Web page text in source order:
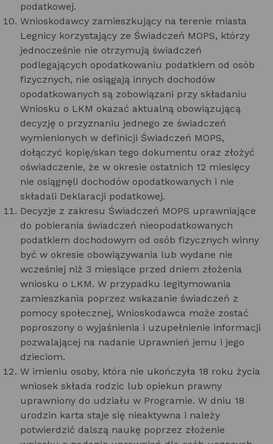
podatkowej.
Wnioskodawcy zamieszkujący na terenie miasta
Legnicy korzystający ze Świadczeń MOPS, którzy
jednocześnie nie otrzymują świadczeń
podlegających opodatkowaniu podatkiem od osób
fizycznych, nie osiągają innych dochodów
opodatkowanych są zobowiązani przy składaniu
Wniosku o LKM okazać aktualną obowiązującą
decyzję o przyznaniu jednego ze świadczeń
wymienionych w definicji Świadczeń MOPS,
dołączyć kopię/skan tego dokumentu oraz złożyć
oświadczenie, że w okresie ostatnich 12 miesięcy
nie osiągnęli dochodów opodatkowanych i nie
składali Deklaracji podatkowej.
Decyzje z zakresu Świadczeń MOPS uprawniające
do pobierania świadczeń nieopodatkowanych
podatkiem dochodowym od osób fizycznych winny
być w okresie obowiązywania lub wydane nie
wcześniej niż 3 miesiące przed dniem złożenia
wniosku o LKM. W przypadku legitymowania
zamieszkania poprzez wskazanie świadczeń z
pomocy społecznej, Wnioskodawca może zostać
poproszony o wyjaśnienia i uzupełnienie informacji
pozwalającej na nadanie Uprawnień jemu i jego
dzieciom.
W imieniu osoby, która nie ukończyła 18 roku życia
wniosek składa rodzic lub opiekun prawny
uprawniony do udziału w Programie. W dniu 18
urodzin karta staje się nieaktywna i należy
potwierdzić dalszą naukę poprzez złożenie